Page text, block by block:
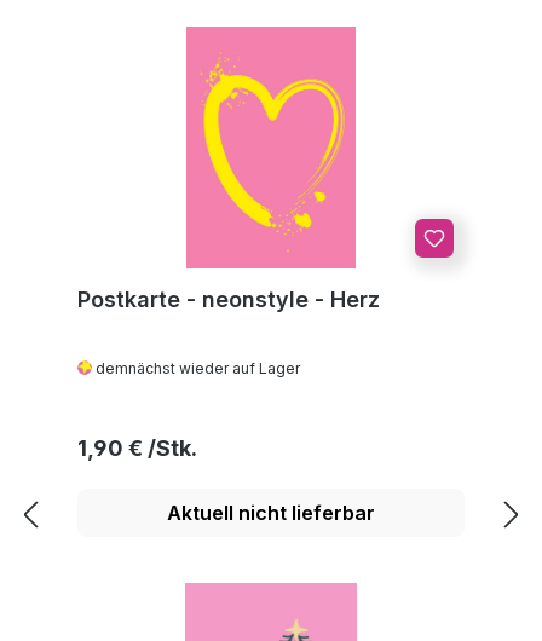
Postkarte - neonstyle - Herz
demnächst wieder auf Lager
Regulärer Preis:
1,90 €
Aktuell nicht lieferbar